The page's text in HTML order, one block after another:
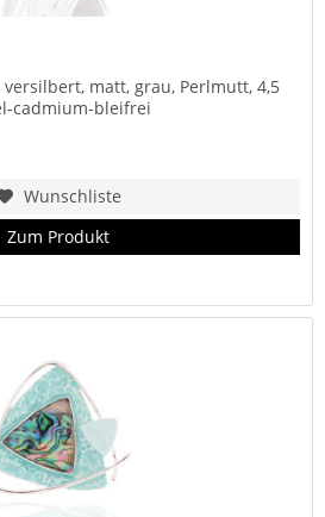
matt, grau, Perlmutt, 4,5
cadmium-bleifrei
Wunschliste
Zum Produkt